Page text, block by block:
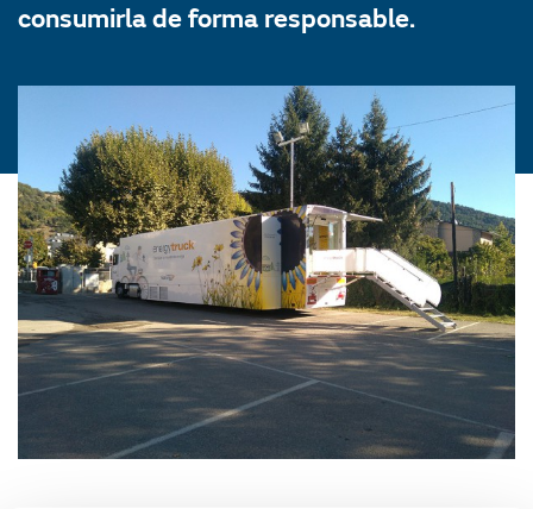
consumirla de forma responsable.